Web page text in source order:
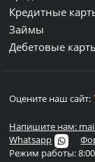
Кредитные
Займы
Дебетовые
Оцените наш сайт:
Напишите нам:
Whatsapp
Режим работы: